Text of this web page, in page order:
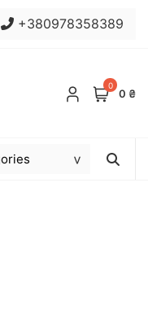
+380978358389
0
0 ₴